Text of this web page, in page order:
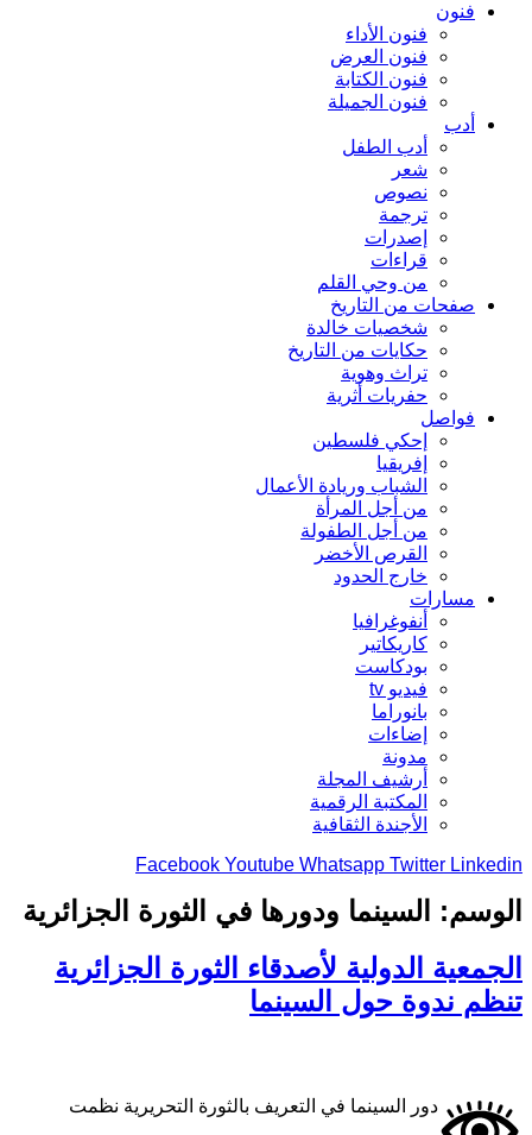
فنون
فنون الأداء
فنون العرض
فنون الكتابة
فنون الجميلة
أدب
أدب الطفل
شعر
نصوص
ترجمة
إصدرات
قراءات
من وحي القلم
صفحات من التاريخ
شخصيات خالدة
حكايات من التاريخ
تراث وهوية
حفريات أثرية
فواصل
إحكي فلسطين
إفريقيا
الشباب وريادة الأعمال
من أجل المرأة
من أجل الطفولة
القرص الأخضر
خارج الحدود
مسارات
أنفوغرافيا
كاريكاتير
بودكاست
فيديو tv
بانوراما
إضاءات
مدونة
أرشيف المجلة
المكتبة الرقمية
الأجندة الثقافية
Facebook Youtube Whatsapp Twitter Linkedin
الوسم:
السينما ودورها في الثورة الجزائرية
الجمعية الدولية لأصدقاء الثورة الجزائرية
تنظم ندوة حول السينما
دور السينما في التعريف بالثورة التحريرية نظمت